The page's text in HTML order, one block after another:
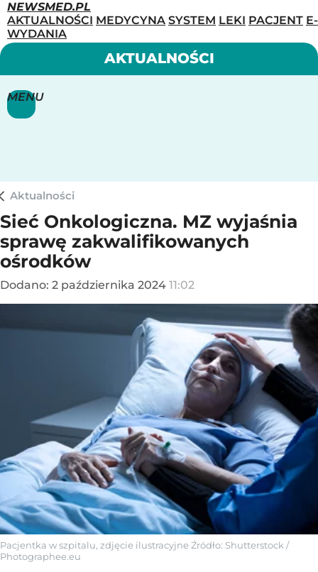
NEWSMED.PL
AKTUALNOŚCI MEDYCYNA SYSTEM LEKI PACJENT E-
WYDANIA
MENU
AKTUALNOŚCI
Aktualności
Sieć Onkologiczna. MZ wyjaśnia
sprawę zakwalifikowanych
ośrodków
Dodano: 2 października 2024 11:02
Pacjentka w szpitalu, zdjęcie ilustracyjne Źródło: Shutterstock/
Photographee.eu